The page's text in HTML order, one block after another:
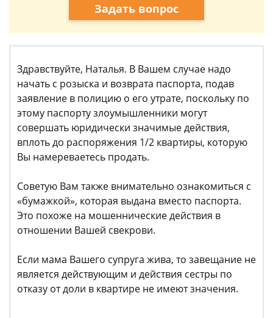
Задать вопрос
Здравствуйте, Наталья. В Вашем случае надо
начать с розыска и возврата паспорта, подав
заявление в полицию о его утрате, поскольку по
этому паспорту злоумышленники могут
совершать юридически значимые действия,
вплоть до распоряжения 1/2 квартиры, которую
Вы намереваетесь продать.
Советую Вам также внимательно ознакомиться с
«бумажкой», которая выдана вместо паспорта.
Это похоже на мошеннические действия в
отношении Вашей свекрови.
Если мама Вашего супруга жива, то завещание не
является действующим и действия сестры по
отказу от доли в квартире не имеют значения.